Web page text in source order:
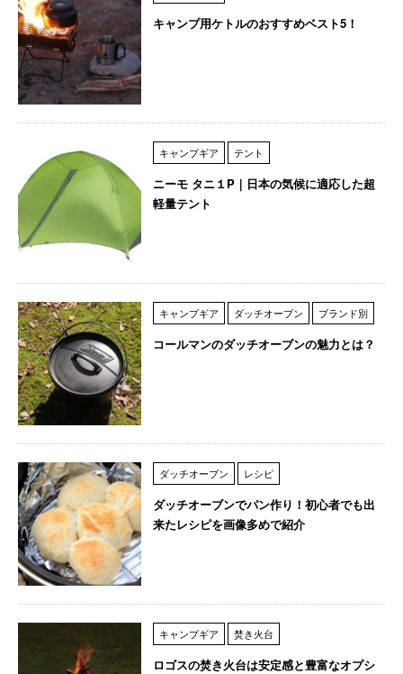
キャンプ用ケトルのおすすめベスト5！
キャンプギア テント
ニーモ タニ１P｜日本の気候に適応した超
軽量テント
キャンプギア ダッチオーブン ブランド別
コールマンのダッチオーブンの魅力とは？
ダッチオーブン レシピ
ダッチオーブンでパン作り！初心者でも出
来たレシピを画像多めで紹介
キャンプギア 焚き火台
ロゴスの焚き火台は安定感と豊富なオプシ